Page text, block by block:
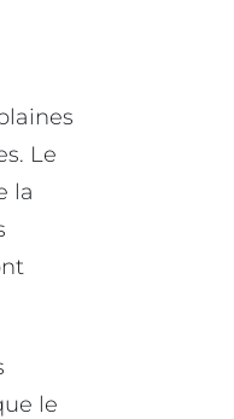
Le
la
le